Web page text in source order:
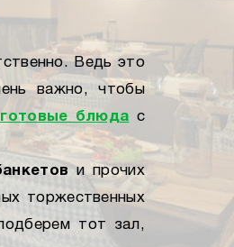
Ведь это
важно, чтобы
готовые блюда с
и прочих
торжественных
тот зал,